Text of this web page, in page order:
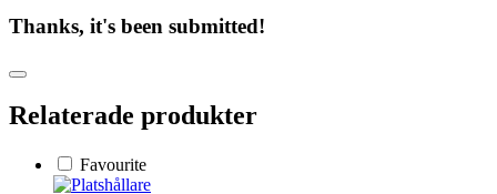
Thanks, it's been submitted!
Relaterade produkter
Favourite